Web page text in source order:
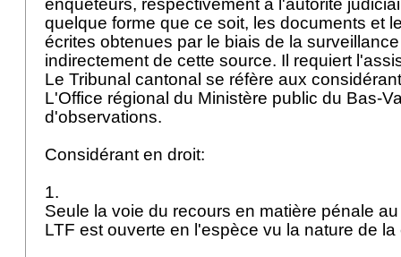
enquêteurs, respectivement à l'autorité
quelque forme que ce soit, les documents et
écrites obtenues par le biais de la
indirectement de cette source. Il requiert
Le Tribunal cantonal se réfère aux
L'Office régional du Ministère public du Bas-
d'observations.
Considérant en droit:
1.
Seule la voie du recours en matière pénale
LTF est ouverte en l'espèce vu la nature de